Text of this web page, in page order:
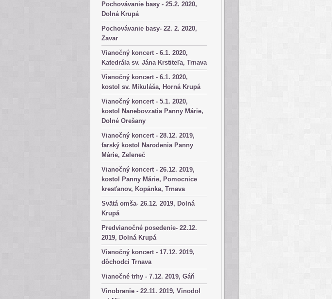
Pochovávanie basy - 25.2. 2020,
Dolná Krupá
Pochovávanie basy- 22. 2. 2020,
Zavar
Vianočný koncert - 6.1. 2020,
Katedrála sv. Jána Krstiteľa, Trnava
Vianočný koncert - 6.1. 2020,
kostol sv. Mikuláša, Horná Krupá
Vianočný koncert - 5.1. 2020,
kostol Nanebovzatia Panny Márie,
Dolné Orešany
Vianočný koncert - 28.12. 2019,
farský kostol Narodenia Panny
Márie, Zeleneč
Vianočný koncert - 26.12. 2019,
kostol Panny Márie, Pomocnice
kresťanov, Kopánka, Trnava
Svätá omša- 26.12. 2019, Dolná
Krupá
Predvianočné posedenie- 22.12.
2019, Dolná Krupá
Vianočný koncert - 17.12. 2019,
dôchodci Trnava
Vianočné trhy - 7.12. 2019, Gáň
Vinobranie - 22.11. 2019, Vinodol